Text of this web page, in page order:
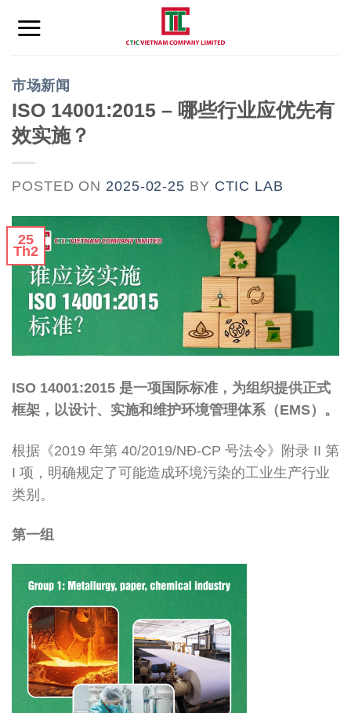
市场新闻
ISO 14001:2015 – 哪些行业应优先有
效实施？
POSTED ON 2025-02-25 BY CTIC LAB
25
Th2
ISO 14001:2015 是一项国际标准，为组织提供正式
框架，以设计、实施和维护环境管理体系（EMS）。
根据《2019 年第 40/2019/NĐ-CP 号法令》附录 II 第
I 项，明确规定了可能造成环境污染的工业生产行业
类别。
第一组